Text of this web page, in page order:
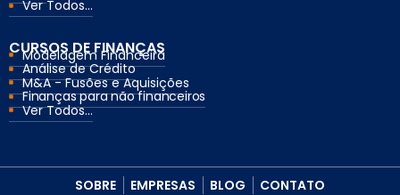
Ver Todos...
CURSOS DE FINANÇAS
Modelagem Financeira
Análise de Crédito
M&A - Fusões e Aquisições
Finanças para não financeiros
Ver Todos...
SOBRE EMPRESAS BLOG CONTATO